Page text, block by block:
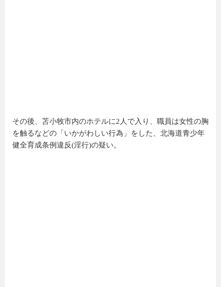
その後、苫小牧市内のホテルに2人で入り、職員は女性の胸
を触るなどの「いかがわしい行為」をした、北海道青少年
健全育成条例違反(淫行)の疑い。